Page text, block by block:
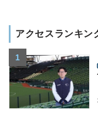
アクセスランキン